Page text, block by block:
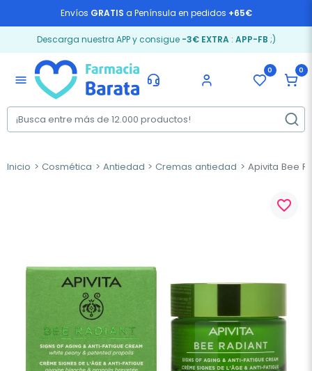
Envíos GRATIS a Península en pedidos +65€
Descarga nuestra APP y consigue -3€ EXTRA: APP-FB ;)
menu
0 0
Inicio Cosmética Antiedad Cremas antiedad Apivita Bee
favorite_border